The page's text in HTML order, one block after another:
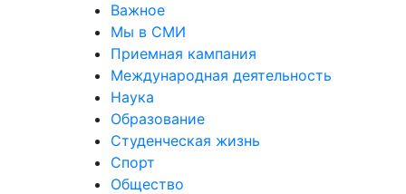
Важное
Мы в СМИ
Приемная кампания
Международная деятельность
Наука
Образование
Студенческая жизнь
Спорт
Общество